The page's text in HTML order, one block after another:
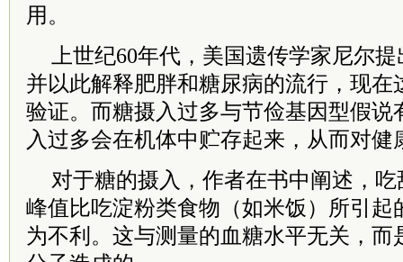
用。
上世纪60年代，美国遗传学家尼尔
并以此解释肥胖和糖尿病的流行，现在
验证。而糖摄入过多与节俭基因型假说
入过多会在机体中贮存起来，从而对健
对于糖的摄入，作者在书中阐述，
峰值比吃淀粉类食物（如米饭）所引起
为不利。这与测量的血糖水平无关，而